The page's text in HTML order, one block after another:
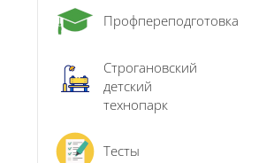
Профпереподготовка
Строгановский
детский
технопарк
Тесты